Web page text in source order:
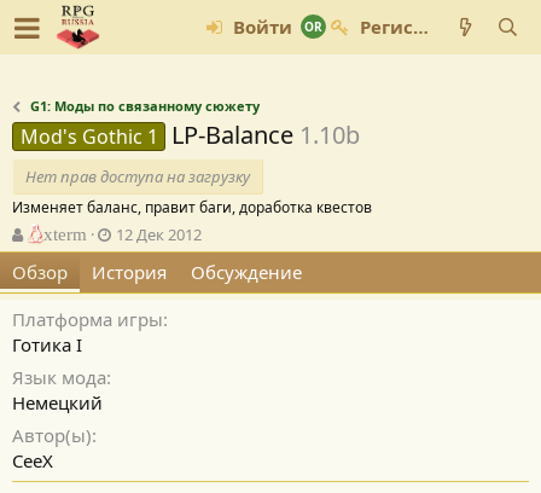
Войти Регистрация
G1: Моды по связанному сюжету
Mod's Gothic 1 LP-Balance 1.10b
Нет прав доступа на загрузку
Изменяет баланс, правит баги, доработка квестов
А
в
т
о
р
xterm
Д
а
т
а
с
12 Дек 2012
Обзор История
Обсуждение
Платформа игры
Готика I
Язык мода
Немецкий
Автор(ы)
CeeX